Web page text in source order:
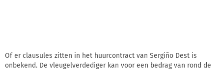
Of er clausules zitten in het huurcontract van Sergiño Dest is
onbekend. De vleugelverdediger kan voor een bedrag van rond de